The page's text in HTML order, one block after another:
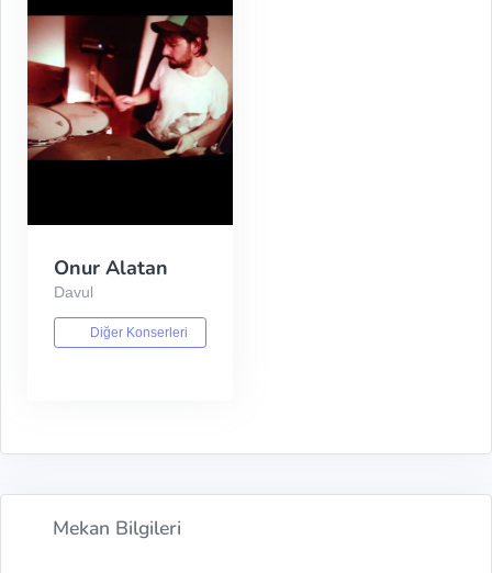
Onur Alatan
Davul
Diğer Konserleri
Mekan Bilgileri